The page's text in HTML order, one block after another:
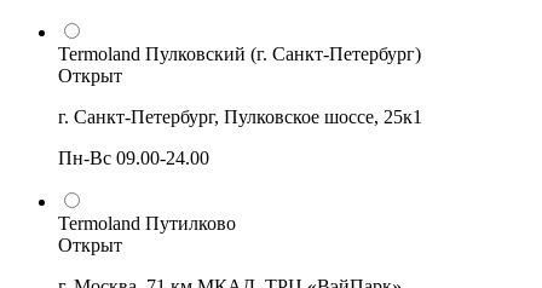
Termoland Пулковский (г. Санкт-Петербург)
Открыт
г. Санкт-Петербург, Пулковское шоссе, 25к1
Пн-Вс 09.00-24.00
Termoland Путилково
Открыт